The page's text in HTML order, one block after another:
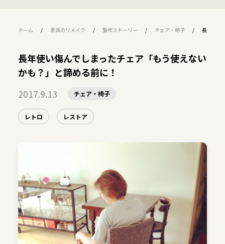
ホーム 家具のリメイク 製作ストーリー チェア・椅子 長年使い
長年使い傷んでしまったチェア「もう使えない
かも？」と諦める前に！
2017.9.13
チェア・椅子
レトロ レストア